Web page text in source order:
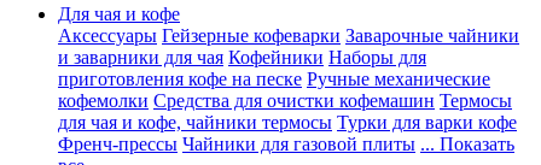
Для чая и кофе
Аксессуары Гейзерные кофеварки Заварочные чайники
и заварники для чая Кофейники Наборы для
приготовления кофе на песке Ручные механические
кофемолки Средства для очистки кофемашин Термосы
для чая и кофе, чайники термосы Турки для варки кофе
Френч-прессы Чайники для газовой плиты ... Показать